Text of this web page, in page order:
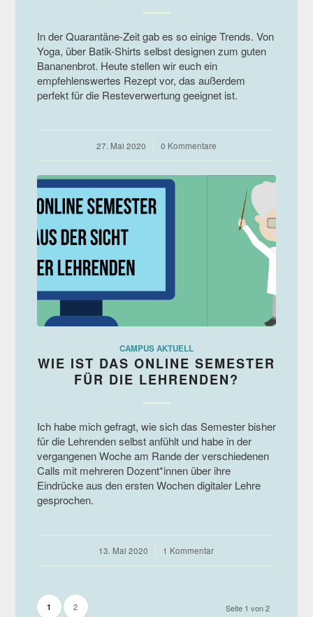
In der Quarantäne-Zeit gab es so einige Trends. Von
Yoga, über Batik-Shirts selbst designen zum guten
Bananenbrot. Heute stellen wir euch ein
empfehlenswertes Rezept vor, das außerdem
perfekt für die Resteverwertung geeignet ist.
27. Mai 2020 0 Kommentare
CAMPUS AKTUELL
WIE IST DAS ONLINE SEMESTER
FÜR DIE LEHRENDEN?
Ich habe mich gefragt, wie sich das Semester bisher
für die Lehrenden selbst anfühlt und habe in der
vergangenen Woche am Rande der verschiedenen
Calls mit mehreren Dozent*innen über ihre
Eindrücke aus den ersten Wochen digitaler Lehre
gesprochen.
13. Mai 2020 1 Kommentar
Seite 1 von 2
1 2